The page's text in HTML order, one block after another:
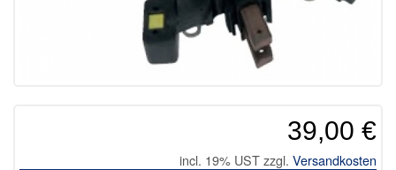
39,00 €
incl. 19% UST zzgl. Versandkosten